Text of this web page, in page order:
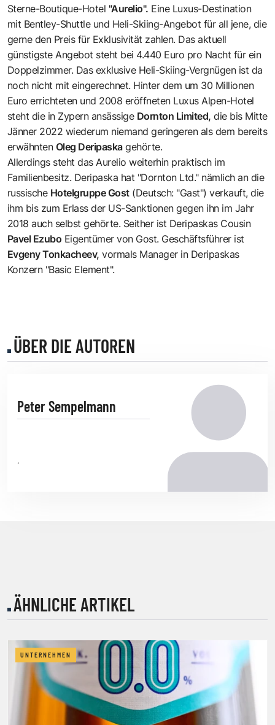
Sterne-Boutique-Hotel "Aurelio". Eine Luxus-Destination
mit Bentley-Shuttle und Heli-Skiing-Angebot für all jene, die
gerne den Preis für Exklusivität zahlen. Das aktuell
günstigste Angebot steht bei 4.440 Euro pro Nacht für ein
Doppelzimmer. Das exklusive Heli-Skiing-Vergnügen ist da
noch nicht mit eingerechnet. Hinter dem um 30 Millionen
Euro errichteten und 2008 eröffneten Luxus Alpen-Hotel
steht die in Zypern ansässige Dornton Limited, die bis Mitte
Jänner 2022 wiederum niemand geringeren als dem bereits
erwähnten Oleg Deripaska gehörte.
Allerdings steht das Aurelio weiterhin praktisch im
Familienbesitz. Deripaska hat "Dornton Ltd." nämlich an die
russische Hotelgruppe Gost (Deutsch: "Gast") verkauft, die
ihm bis zum Erlass der US-Sanktionen gegen ihn im Jahr
2018 auch selbst gehörte. Seither ist Deripaskas Cousin
Pavel Ezubo Eigentümer von Gost. Geschäftsführer ist
Evgeny Tonkacheev, vormals Manager in Deripaskas
Konzern "Basic Element".
ÜBER DIE AUTOREN
Peter Sempelmann
.
ÄHNLICHE ARTIKEL
UNTERNEHMEN